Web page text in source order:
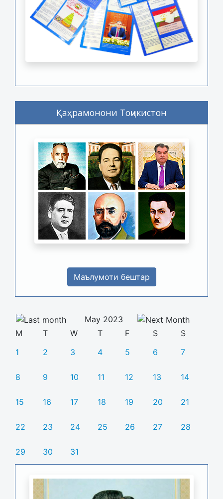
Қаҳрамонони Тоҷикистон
Маълумоти бештар
May 2023
M
T W T F S
S
1
2 3 4 5 6 7
8 9 10 11 12 13 14
15 16 17 18 19 20 21
22 23 24 25 26 27 28
29 30 31